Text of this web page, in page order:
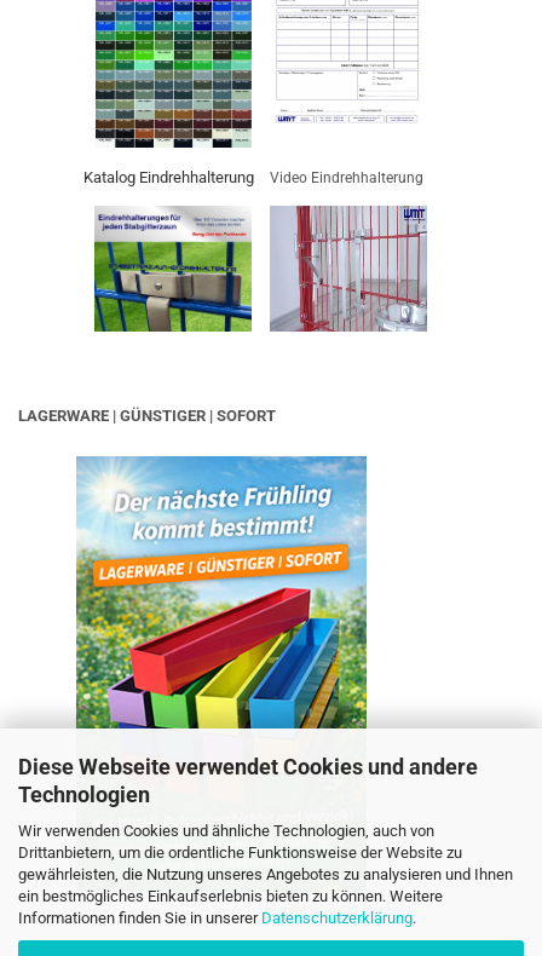
Diese Webseite verwendet Cookies und andere
Technologien
Wir verwenden Cookies und ähnliche Technologien, auch von
Drittanbietern, um die ordentliche Funktionsweise der Website zu
gewährleisten, die Nutzung unseres Angebotes zu analysieren und Ihnen
ein bestmögliches Einkaufserlebnis bieten zu können. Weitere
Informationen finden Sie in unserer Datenschutzerklärung.
Katalog Eindrehhalterung Video Eindrehhalterung
LAGERWARE | GÜNSTIGER | SOFORT